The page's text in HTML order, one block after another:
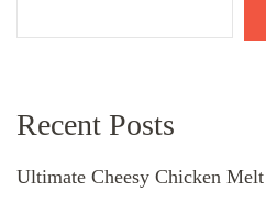
Recent Posts
Ultimate Cheesy Chicken